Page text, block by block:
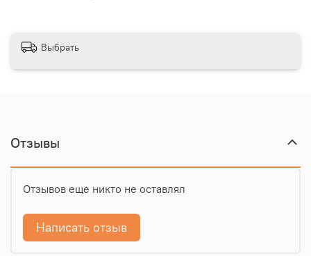
Выбрать
Отзывы
Отзывов еще никто не оставлял
Написать отзыв